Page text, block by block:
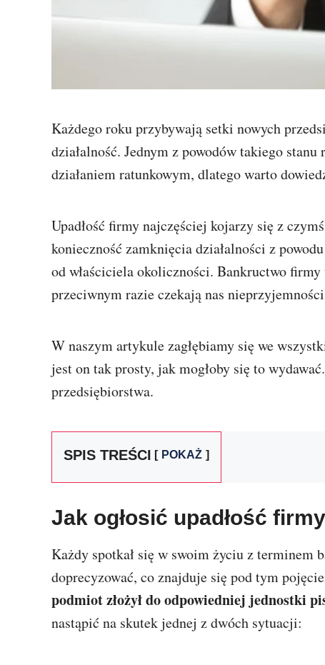
Każdego roku przybywają setki nowych
działalność. Jednym z powodów takiego
działaniem ratunkowym, dlatego warto
Upadłość firmy najczęściej kojarzy się z
konieczność zamknięcia działalności z
od właściciela okoliczności. Bankructwo
przeciwnym razie czekają nas
W naszym artykule zagłębiamy się we
jest on tak prosty, jak mogłoby się to
przedsiębiorstwa.
SPIS TREŚCI POKAŻ
Jak ogłosić upadłość
Każdy spotkał się w swoim życiu z terminem
doprecyzować, co znajduje się pod tym
podmiot złożył do odpowiedniej jednostki
nastąpić na skutek jednej z dwóch sytuacji: